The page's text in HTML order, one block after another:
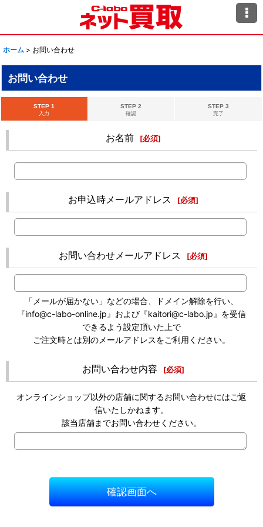
ホーム > お問い合わせ
お問い合わせ
STEP 1
入力
STEP 2
確認
STEP 3
完了
お名前 [必須]
お申込時メールアドレス [必須]
お問い合わせメールアドレス [必須]
「メールが届かない」などの場合、ドメイン解除を行い、
『info@c-labo-online.jp』および『kaitori@c-labo.jp』を受信
できるよう設定頂いた上で
ご注文時とは別のメールアドレスをご利用ください。
お問い合わせ内容 [必須]
オンラインショップ以外の店舗に関するお問い合わせにはご返
信いたしかねます。
該当店舗までお問い合わせください。
確認画面へ